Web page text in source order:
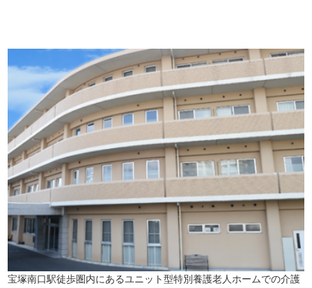
宝塚南口駅徒歩圏内にあるユニット型特別養護老人ホームでの介護